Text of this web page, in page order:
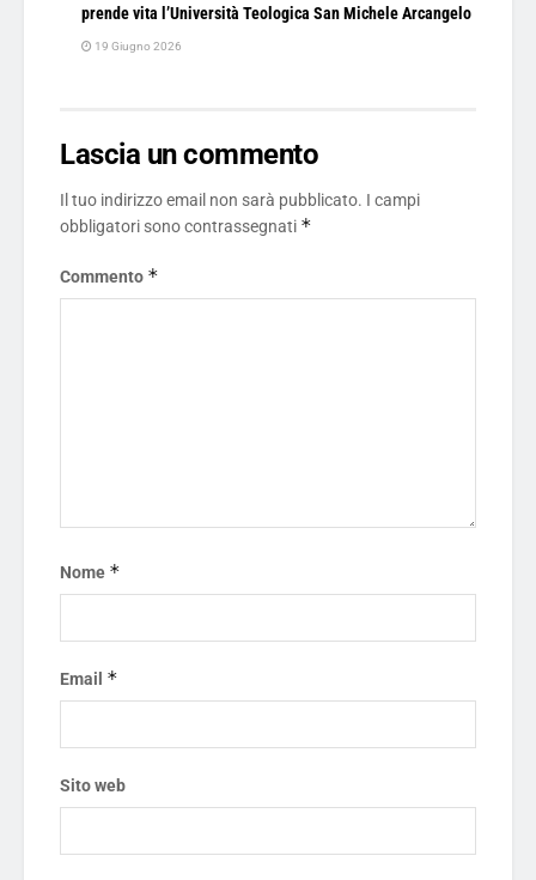
prende vita l’Università Teologica San Michele Arcangelo
19 Giugno 2026
Lascia un commento
Il tuo indirizzo email non sarà pubblicato. I campi
obbligatori sono contrassegnati *
Commento *
Nome *
Email *
Sito web